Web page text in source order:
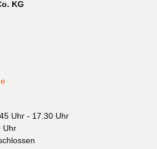
KG
Uhr - 17.30 Uhr
Uhr